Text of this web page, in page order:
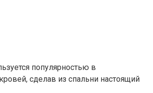
популярностью в
сделав из спальни настоящий